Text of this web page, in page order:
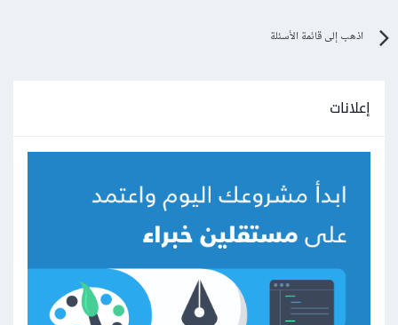
اذهب إلى قائمة الأسئلة
إعلانات